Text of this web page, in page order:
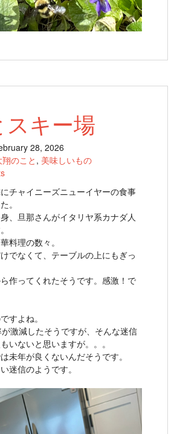
キー場
28, 2026
翔のこと , 美味しいもの
チャイニーズニューイヤーの食事
。
、旦那さんがイタリヤ系カナダ人
料理の数々。
でなくて、テーブルの上にもぎっ
作ってくれたそうです。感激！で
すよね。
激減したそうですが、そんな迷信
いないと思いますが。。。
未年が良くないんだそうです。
迷信のようです。